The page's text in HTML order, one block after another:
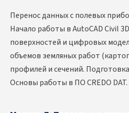
Перенос данных с полевых
Начало работы в AutoCAD Civil
поверхностей и цифровых
объемов земляных работ
профилей и сечений.
Основы работы в ПО CREDO DAT.